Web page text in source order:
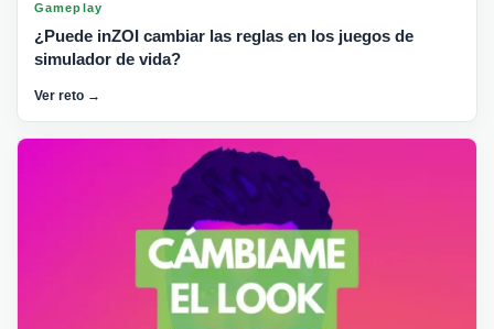
Gameplay
¿Puede inZOI cambiar las reglas en los juegos de
simulador de vida?
Ver reto →